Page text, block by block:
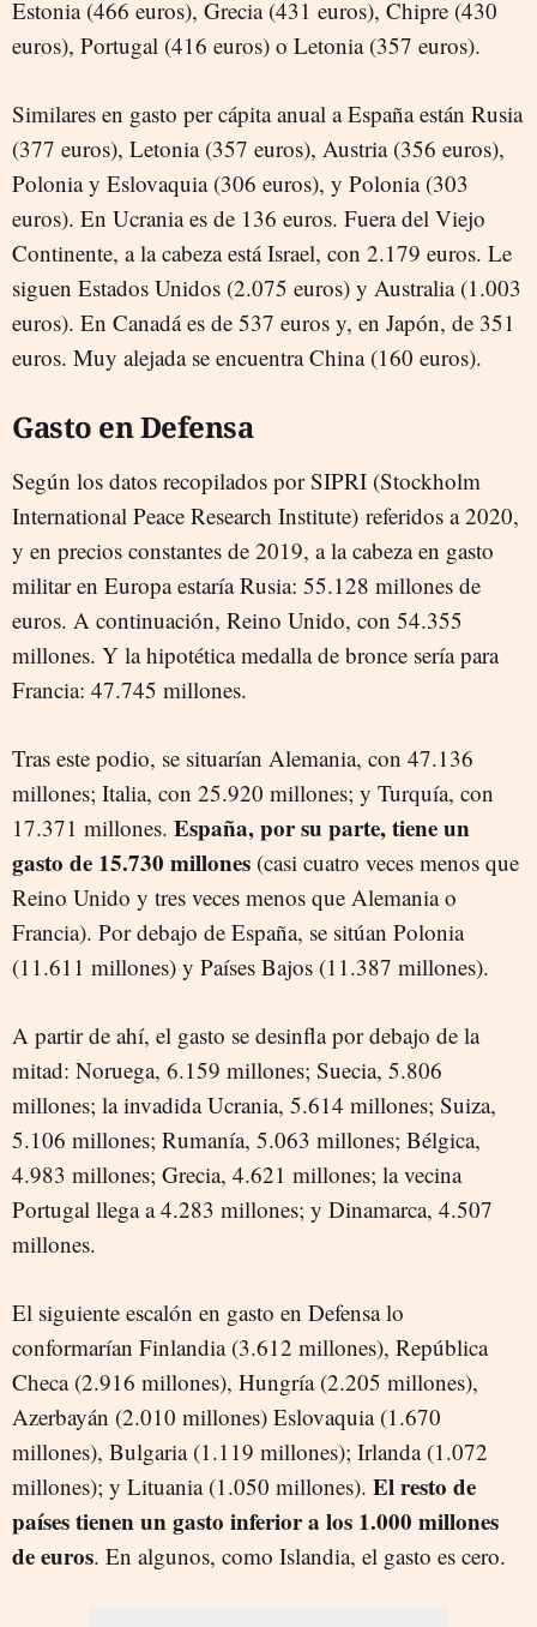
Estonia (466 euros), Grecia (431 euros), Chipre (430
euros), Portugal (416 euros) o Letonia (357 euros).
Similares en gasto per cápita anual a España están Rusia
(377 euros), Letonia (357 euros), Austria (356 euros),
Polonia y Eslovaquia (306 euros), y Polonia (303
euros). En Ucrania es de 136 euros. Fuera del Viejo
Continente, a la cabeza está Israel, con 2.179 euros. Le
siguen Estados Unidos (2.075 euros) y Australia (1.003
euros). En Canadá es de 537 euros y, en Japón, de 351
euros. Muy alejada se encuentra China (160 euros).
Gasto en Defensa
Según los datos recopilados por SIPRI (Stockholm
International Peace Research Institute) referidos a 2020,
y en precios constantes de 2019, a la cabeza en gasto
militar en Europa estaría Rusia: 55.128 millones de
euros. A continuación, Reino Unido, con 54.355
millones. Y la hipotética medalla de bronce sería para
Francia: 47.745 millones.
Tras este podio, se situarían Alemania, con 47.136
millones; Italia, con 25.920 millones; y Turquía, con
17.371 millones. España, por su parte, tiene un
gasto de 15.730 millones (casi cuatro veces menos que
Reino Unido y tres veces menos que Alemania o
Francia). Por debajo de España, se sitúan Polonia
(11.611 millones) y Países Bajos (11.387 millones).
A partir de ahí, el gasto se desinfla por debajo de la
mitad: Noruega, 6.159 millones; Suecia, 5.806
millones; la invadida Ucrania, 5.614 millones; Suiza,
5.106 millones; Rumanía, 5.063 millones; Bélgica,
4.983 millones; Grecia, 4.621 millones; la vecina
Portugal llega a 4.283 millones; y Dinamarca, 4.507
millones.
El siguiente escalón en gasto en Defensa lo
conformarían Finlandia (3.612 millones), República
Checa (2.916 millones), Hungría (2.205 millones),
Azerbayán (2.010 millones) Eslovaquia (1.670
millones), Bulgaria (1.119 millones); Irlanda (1.072
millones); y Lituania (1.050 millones). El resto de
países tienen un gasto inferior a los 1.000 millones
de euros. En algunos, como Islandia, el gasto es cero.